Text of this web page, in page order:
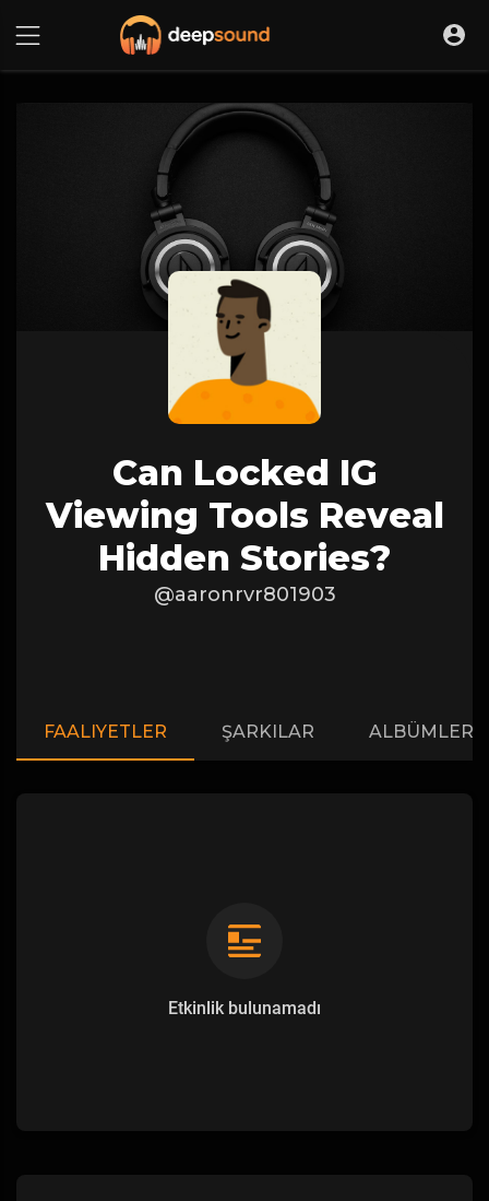
Can Locked IG
Viewing Tools Reveal
Hidden Stories?
@aaronrvr801903
FAALIYETLER ŞARKILAR ALBÜMLER
Etkinlik bulunamadı